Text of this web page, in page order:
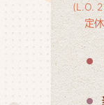
(L.O.
定